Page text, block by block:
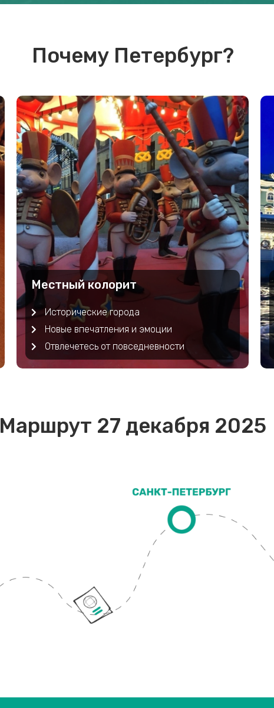
Почему Петербург?
Местный колорит
Исторические города
Новые впечатления и эмоции
Отвлечетесь от повседневности
Маршрут 27 декабря 2025